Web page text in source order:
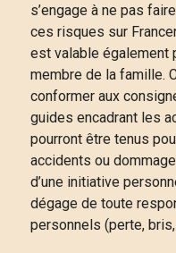
s’engage à ne pas
ces risques sur
est valable également
membre de la famille.
conformer aux
guides encadrant les
pourront être tenus
accidents ou
d’une initiative
dégage de toute
personnels (perte,